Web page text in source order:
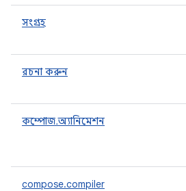
সংগ্রহ
রচনা করুন
কম্পোজ.অ্যানিমেশন
compose.compiler